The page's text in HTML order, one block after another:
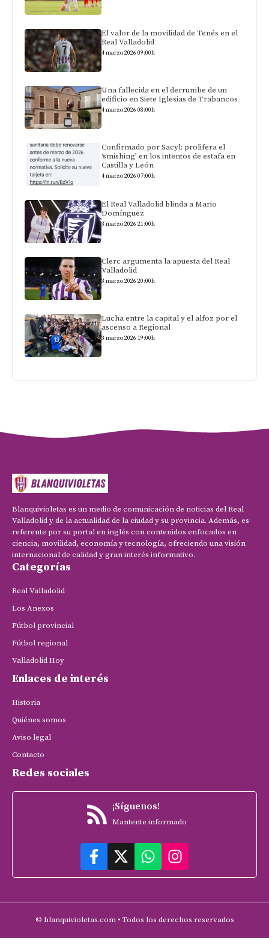
El valor de la movilidad de Tenés en el
Real Valladolid
4 marzo 2026 09:00h
Una fallecida en el derrumbe de un
edificio en Siete Iglesias de Trabancos
4 marzo 2026 08:00h
Confirmado por Sacyl: prolifera el
‘smishing’ en los intentos de estafa en
Castilla y León
4 marzo 2026 07:00h
El Real Valladolid blinda a Mario
Domínguez
3 marzo 2026 21:00h
Clerc argumenta la apuesta del Real
Valladolid
3 marzo 2026 20:00h
Lucha entre la capital y el alfoz por el
ascenso a Regional
3 marzo 2026 19:00h
Blanquivioletas es un medio de comunicación de noticias del Real
Valladolid y de la actualidad de la ciudad y su provincia. Además, es
referente por su portal en inglés con contenidos enfocados en
ciencia, movilidad, economía y tecnología, ofreciendo una visión
internacional de calidad y gran interés informativo.
Categorías
Real Valladolid
Los Anexos
Fútbol provincial
Fútbol regional
Valladolid Hoy
Enlaces de interés
Historia
Quiénes somos
Aviso legal
Contacto
Redes sociales
¡Síguenos!
Mantente informado
© blanquivioletas.com • Todos los derechos reservados